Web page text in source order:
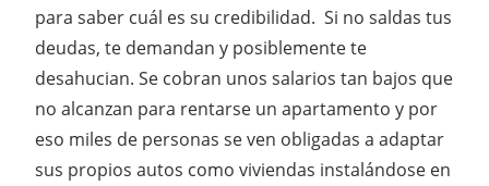
para saber cuál es su credibilidad. Si no saldas tus
deudas, te demandan y posiblemente te
desahucian. Se cobran unos salarios tan bajos que
no alcanzan para rentarse un apartamento y por
eso miles de personas se ven obligadas a adaptar
sus propios autos como viviendas instalándose en